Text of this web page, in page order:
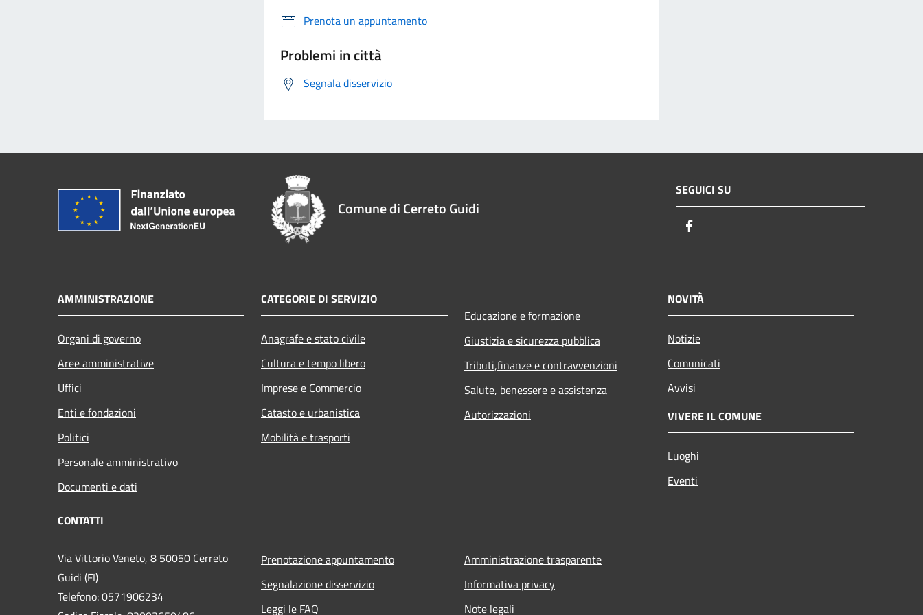
Prenota un appuntamento
Problemi in città
Segnala disservizio
Comune di Cerreto Guidi
SEGUICI SU
AMMINISTRAZIONE
Organi di governo
Aree amministrative
Uffici
Enti e fondazioni
Politici
Personale amministrativo
Documenti e dati
CATEGORIE DI SERVIZIO
Anagrafe e stato civile
Cultura e tempo libero
Imprese e Commercio
Catasto e urbanistica
Mobilità e trasporti
Educazione e formazione
Giustizia e sicurezza pubblica
Tributi,finanze e contravvenzioni
Salute, benessere e assistenza
Autorizzazioni
NOVITÀ
Notizie
Comunicati
Avvisi
VIVERE IL COMUNE
Luoghi
Eventi
CONTATTI
Via Vittorio Veneto, 8 50050 Cerreto
Guidi (FI)
Telefono: 0571906234
Prenotazione appuntamento
Segnalazione disservizio
Leggi le FAQ
Amministrazione trasparente
Informativa privacy
Note legali